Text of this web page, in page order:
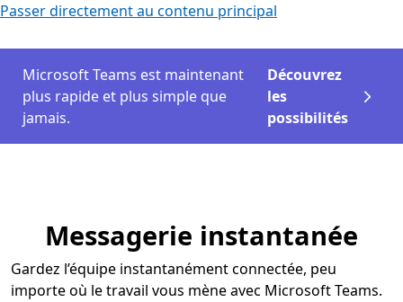
Passer directement au contenu principal
Microsoft Teams est maintenant
plus rapide et plus simple que
jamais.
Découvrez
les
possibilités
Messagerie instantanée
Gardez l’équipe instantanément connectée, peu
importe où le travail vous mène avec Microsoft Teams.